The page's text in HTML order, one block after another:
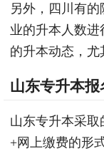
另外，四川有
业的升本人数
的升本动态，尤
山东专升本报
山东专升本采取
+网上缴费的形式